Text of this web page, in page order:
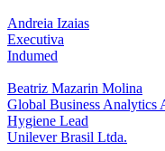
Andreia Izaias
Executiva
Indumed
Beatriz Mazarin Molina
Global Business Analytics
Hygiene Lead
Unilever Brasil Ltda.